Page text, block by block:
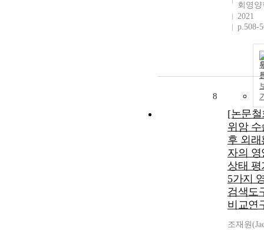
회영
2021
p.508-
8
[논문
위암 수
후 외래
자의 영
상태 평
5가지
검색도
비교연
조재원